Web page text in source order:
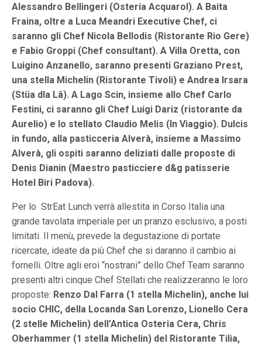
Alessandro Bellingeri (Osteria Acquarol). A Baita
Fraina, oltre a Luca Meandri Executive Chef, ci
saranno gli Chef Nicola Bellodis (Ristorante Rio Gere)
e Fabio Groppi (Chef consultant). A Villa Oretta, con
Luigino Anzanello, saranno presenti Graziano Prest,
una stella Michelin (Ristorante Tivoli) e Andrea Irsara
(Stüa dla Lâ). A Lago Scin, insieme allo Chef Carlo
Festini, ci saranno gli Chef Luigi Dariz (ristorante da
Aurelio) e lo stellato Claudio Melis (In Viaggio). Dulcis
in fundo, alla pasticceria Alverà, insieme a Massimo
Alverà, gli ospiti saranno deliziati dalle proposte di
Denis Dianin (Maestro pasticciere d&g patisserie
Hotel Biri Padova).
Per lo StrEat Lunch verrà allestita in Corso Italia una
grande tavolata imperiale per un pranzo esclusivo, a posti
limitati. Il menù, prevede la degustazione di portate
ricercate, ideate da più Chef che si daranno il cambio ai
fornelli. Oltre agli eroi “nostrani” dello Chef Team saranno
presenti altri cinque Chef Stellati che realizzeranno le loro
proposte: Renzo Dal Farra (1 stella Michelin), anche lui
socio CHIC, della Locanda San Lorenzo, Lionello Cera
(2 stelle Michelin) dell’Antica Osteria Cera, Chris
Oberhammer (1 stella Michelin) del Ristorante Tilia,